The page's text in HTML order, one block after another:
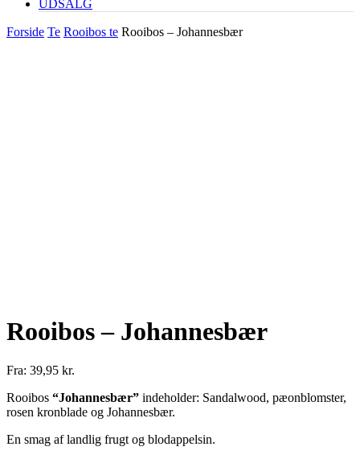
UDSALG
Forside Te Rooibos te Rooibos – Johannesbær
Rooibos – Johannesbær
Fra: 39,95 kr.
Rooibos “Johannesbær” indeholder: Sandalwood, pæonblomster,
rosen kronblade og Johannesbær.
En smag af landlig frugt og blodappelsin.